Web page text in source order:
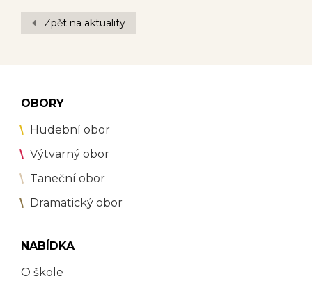
Zpět na aktuality
OBORY
Hudební obor
Výtvarný obor
Taneční obor
Dramatický obor
NABÍDKA
O škole